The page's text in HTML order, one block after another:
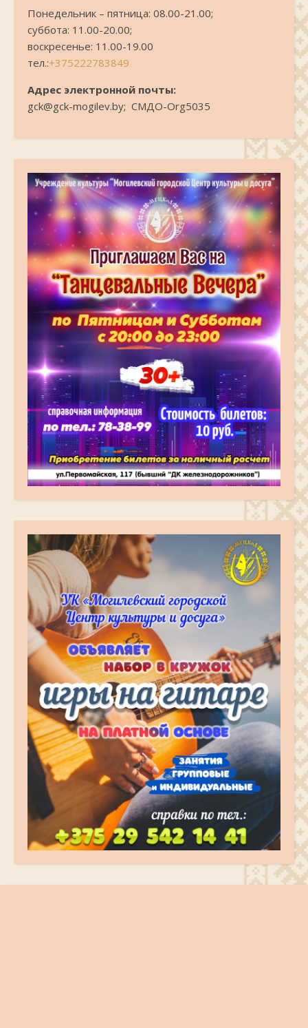
Понедельник – пятница: 08.00-21.00;
суббота: 11.00-20.00;
воскресенье: 11.00-19.00
тел.:+375222783849
Адрес электронной почты:
gck@gck-mogilev.by; СМДО-Org5035